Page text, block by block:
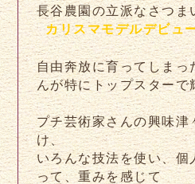
長谷農園の立派なさつま
カリスマモデルデビュ
自由奔放に育ってしま
んが特にトップスターで
プチ芸術家さんの興味津
け、
いろんな技法を使い、個
って、重みを感じて